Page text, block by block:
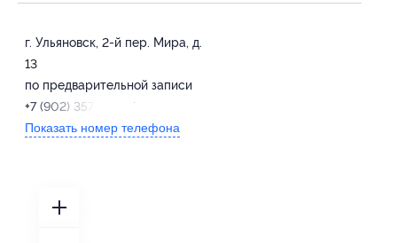
г. Ульяновск, 2-й пер. Мира, д.
13
по предварительной записи
+7 (902) 357-05-37
Показать номер телефона